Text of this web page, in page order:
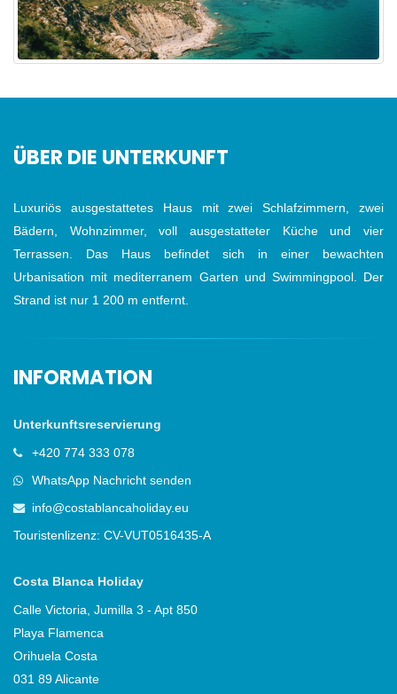
ÜBER DIE UNTERKUNFT
Luxuriös ausgestattetes Haus mit zwei Schlafzimmern, zwei
Bädern, Wohnzimmer, voll ausgestatteter Küche und vier
Terrassen. Das Haus befindet sich in einer bewachten
Urbanisation mit mediterranem Garten und Swimmingpool. Der
Strand ist nur 1 200 m entfernt.
INFORMATION
Unterkunftsreservierung
+420 774 333 078
WhatsApp Nachricht senden
info@costablancaholiday.eu
Touristenlizenz: CV-VUT0516435-A
Costa Blanca Holiday
Calle Victoria, Jumilla 3 - Apt 850
Playa Flamenca
Orihuela Costa
031 89 Alicante